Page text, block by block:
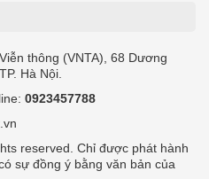
thông (VNTA), 68 Dương
Hà Nội.
0923457788
reserved. Chỉ được phát hành
sự đồng ý bằng văn bản của